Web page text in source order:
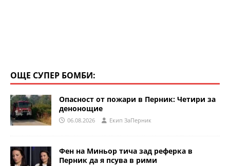
ОЩЕ СУПЕР БОМБИ:
Опасност от пожари в Перник: Четири за
денонощие
06.08.2026 Eкип ЗаПерник
Фен на Миньор тича зад реферка в
Перник да я псува в рими